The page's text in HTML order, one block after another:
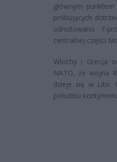
głównym
próbujących
odnotowano 7-
centralnej części
Włochy i Grecja
NATO, że wojna
dzieje się w Libii.
południu